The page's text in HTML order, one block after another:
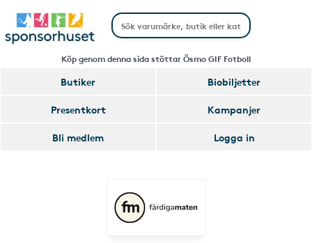
Köp genom denna sida stöttar Ösmo GIF Fotboll
Butiker
Biobiljetter
Presentkort
Kampanjer
Bli medlem
Logga in